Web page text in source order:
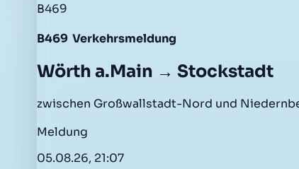
B469
B469 Verkehrsmeldung
Wörth a.Main → Stockstadt
zwischen Großwallstadt-Nord und
Meldung
05.08.26, 21:07